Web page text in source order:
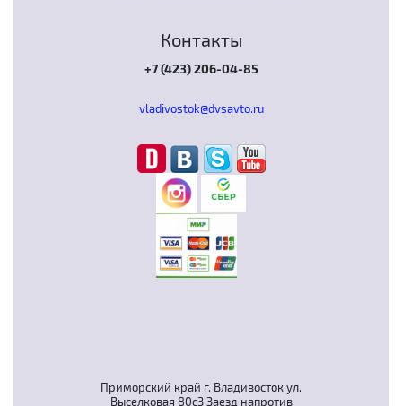
Приморский край г. Владивосток ул.
Выселковая 80с3 Заезд напротив
Контакты
+7 (423) 206-04-85
vladivostok@dvsavto.ru